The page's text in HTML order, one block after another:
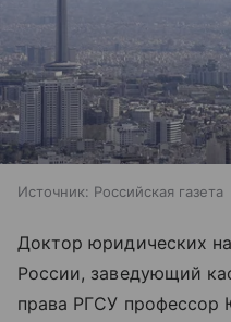
Источник: Российская газета
Доктор юридических
России, заведующий
права РГСУ